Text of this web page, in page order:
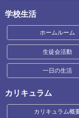
学校生活
ホームルーム
生徒会活動
一日の生活
カリキュラム
カリキュラム概